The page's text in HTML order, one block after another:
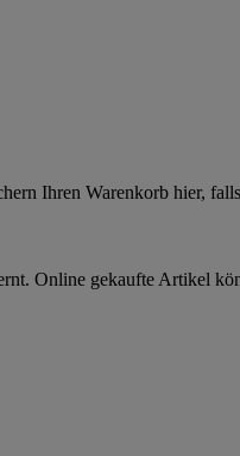
Ihren Warenkorb hier,
Online gekaufte Artikel